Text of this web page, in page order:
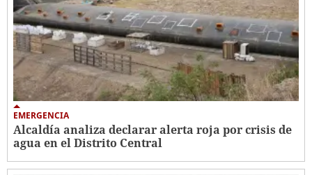
EMERGENCIA
Alcaldía analiza declarar alerta roja por crisis de
agua en el Distrito Central